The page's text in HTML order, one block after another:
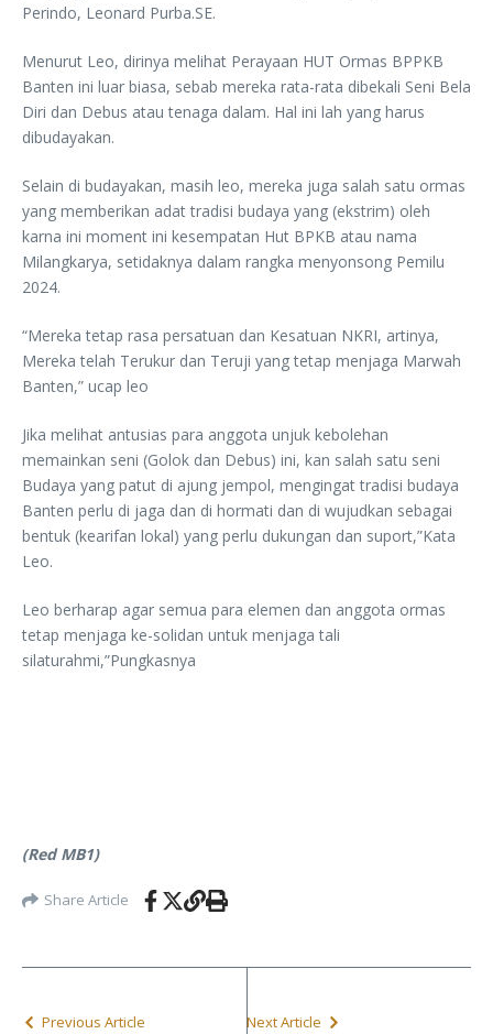
Perindo, Leonard Purba.SE.
Menurut Leo, dirinya melihat Perayaan HUT Ormas BPPKB
Banten ini luar biasa, sebab mereka rata-rata dibekali Seni Bela
Diri dan Debus atau tenaga dalam. Hal ini lah yang harus
dibudayakan.
Selain di budayakan, masih leo, mereka juga salah satu ormas
yang memberikan adat tradisi budaya yang (ekstrim) oleh
karna ini moment ini kesempatan Hut BPKB atau nama
Milangkarya, setidaknya dalam rangka menyonsong Pemilu
2024.
“Mereka tetap rasa persatuan dan Kesatuan NKRI, artinya,
Mereka telah Terukur dan Teruji yang tetap menjaga Marwah
Banten,” ucap leo
Jika melihat antusias para anggota unjuk kebolehan
memainkan seni (Golok dan Debus) ini, kan salah satu seni
Budaya yang patut di ajung jempol, mengingat tradisi budaya
Banten perlu di jaga dan di hormati dan di wujudkan sebagai
bentuk (kearifan lokal) yang perlu dukungan dan suport,”Kata
Leo.
Leo berharap agar semua para elemen dan anggota ormas
tetap menjaga ke-solidan untuk menjaga tali
silaturahmi,”Pungkasnya
(Red MB1)
Share Article
Previous Article Next Article